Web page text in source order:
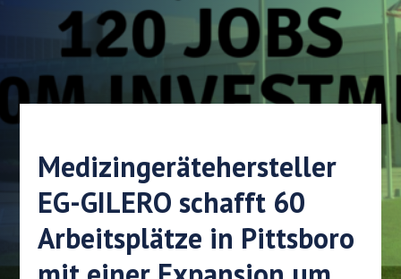
Medizingerätehersteller
EG-GILERO schafft 60
Arbeitsplätze in Pittsboro